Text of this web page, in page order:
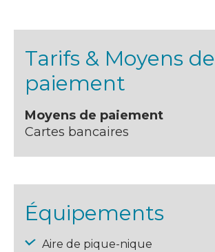
Tarifs & Moyens de
paiement
Moyens de paiement
Cartes bancaires
Équipements
Aire de pique-nique